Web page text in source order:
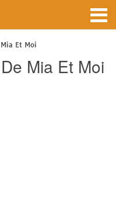
Et Moi
Mia Et Moi